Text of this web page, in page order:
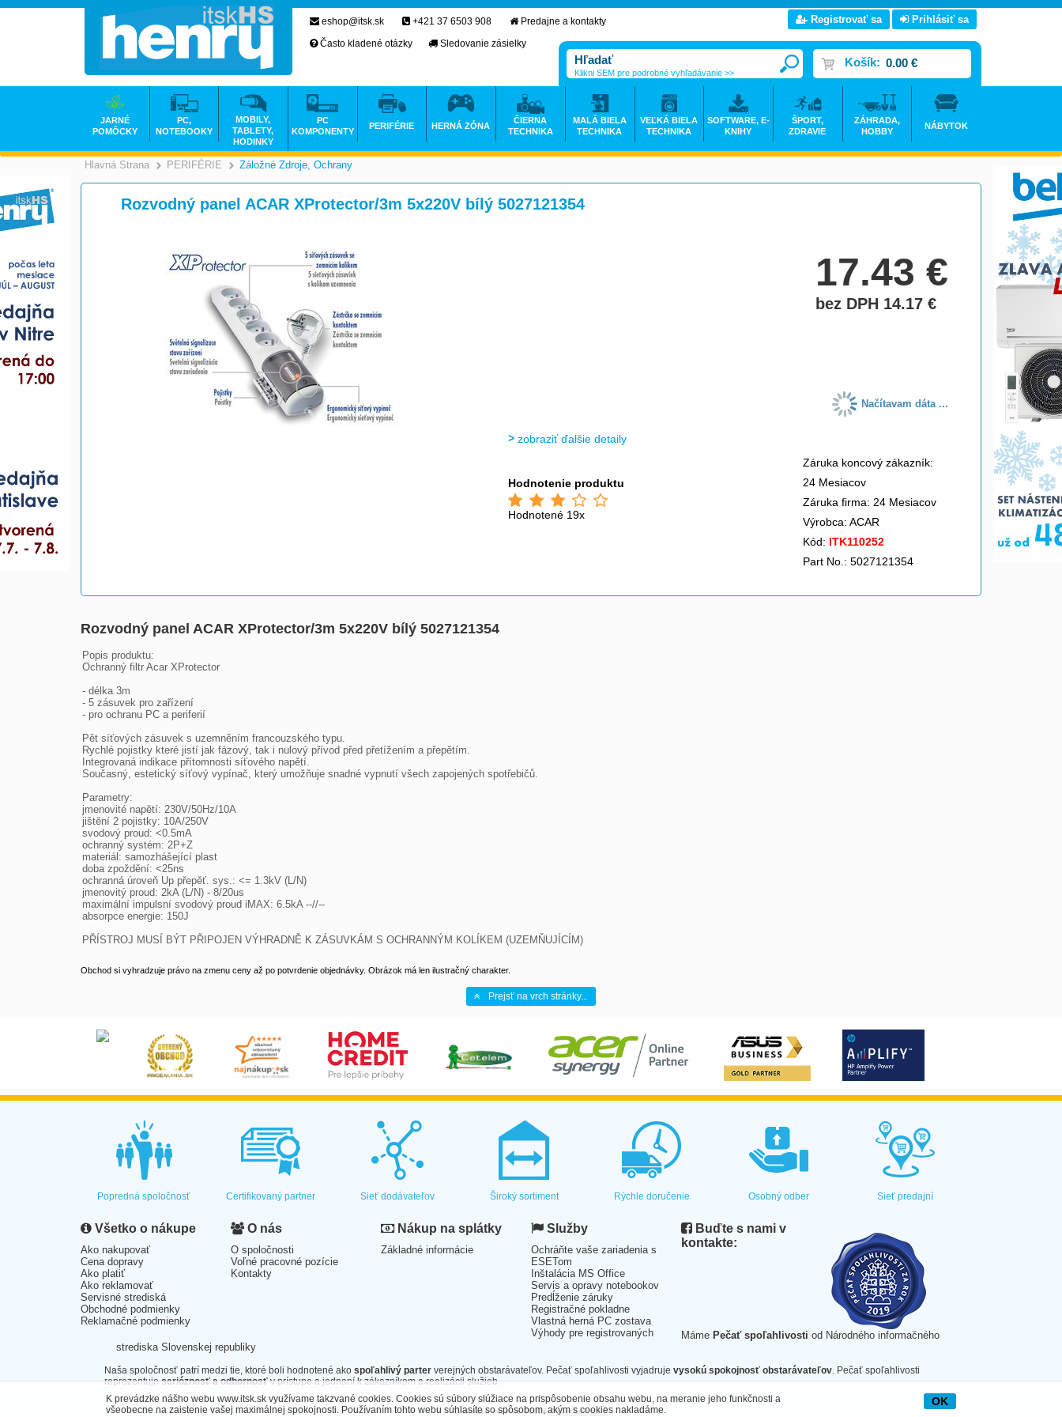
Hlavná Strana >
PERIFÉRIE >
Záložné Zdroje, Ochrany
Rozvodný panel ACAR XProtector/3m 5x220V bílý 5027121354
17.43€
bez DPH 14.17€
Načítavam dáta ...
zobraziť ďalšie detaily
Hodnotenie produktu
Hodnotené 19x
Záruka koncový zákazník:
24 Mesiacov
Záruka firma: 24 Mesiacov
Výrobca: ACAR
Kód: ITK110252
Part No.: 5027121354
Rozvodný panel ACAR XProtector/3m 5x220V bílý 5027121354
Popis produktu:
Ochranný filtr Acar XProtector
- délka 3m
- 5 zásuvek pro zařízení
- pro ochranu PC a periferií
Pět síťových zásuvek s uzemněním francouzského typu.
Rychlé pojistky které jistí jak fázový, tak i nulový přívod před přetížením a přepětím.
Integrovaná indikace přítomnosti síťového napětí.
Současný, estetický síťový vypínač, který umožňuje snadné vypnutí všech zapojených spotřebičů.
Parametry:
jmenovité napětí: 230V/50Hz/10A
jištění 2 pojistky: 10A/250V
svodový proud: <0.5mA
ochranný systém: 2P+Z
materiál: samozhášející plast
doba zpoždění: <25ns
ochranná úroveň Up přepěť. sys.: <= 1.3kV (L/N)
jmenovitý proud: 2kA (L/N) - 8/20us
maximální impulsní svodový proud iMAX: 6.5kA --//--
absorpce energie: 150J
PŘÍSTROJ MUSÍ BÝT PŘIPOJEN VÝHRADNĚ K ZÁSUVKÁM S OCHRANNÝM KOLÍKEM (UZEMŇUJÍCÍM)
Obchod si vyhradzuje právo na zmenu ceny až po potvrdenie objednávky. Obrázok má len ilustračný charakter.
Prejsť na vrch stránky...
eshop@itsk.sk +421 37 6503 908
Predajne a kontakty
Často kladené otázky
Sledovanie zásielky
Registrovať sa Prihlásiť sa
Košík: 0.00 €
Klikni SEM pre podrobné vyhľadávanie >>
JARNÉ
POMÔCKY
PC,
NOTEBOOKY
MOBILY,
TABLETY,
HODINKY
PC
KOMPONENTY
PERIFÉRIE HERNÁ ZÓNA
ČIERNA
TECHNIKA
MALÁ BIELA
TECHNIKA
VEĽKÁ BIELA
TECHNIKA
SOFTWARE, E-
KNIHY
ŠPORT,
ZDRAVIE
ZÁHRADA,
HOBBY
NÁBYTOK
Popredná spoločnosť Certifikovaný partner Sieť dodávateľov Široký sortiment Rýchle doručenie Osobný odber Sieť predajní
Všetko o nákupe
Ako nakupovať
Cena dopravy
Ako platiť
Ako reklamovať
Servisné strediská
Obchodné podmienky
Reklamačné podmienky
O nás
O spoločnosti
Voľné pracovné pozície
Kontakty
Nákup na splátky
Základné informácie
Služby
Ochráňte vaše zariadenia s
ESETom
Inštalácia MS Office
Servis a opravy notebookov
Predĺženie záruky
Registračné pokladne
Vlastná herná PC zostava
Výhody pre registrovaných
Buďte s nami v
kontakte:
Máme Pečať spoľahlivosti od Národného informačného
strediska Slovenskej republiky
Naša spoločnosť patrí medzi tie, ktoré boli hodnotené ako spoľahlivý parter verejných obstarávateľov. Pečať spoľahlivosti vyjadruje vysokú spokojnosť obstarávateľov. Pečať spoľahlivosti
reprezentujeserióznosť a odbornosťv prístupe a jednaní k zákazníkom a realizácii služieb.
Technické riešenie ©2026CyberSoft s.r.o.
K prevádzke nášho webu www.itsk.sk využívame takzvané cookies. Cookies sú súbory slúžiace na prispôsobenie obsahu webu, na meranie jeho funkčnosti a
všeobecne na zaistenie vašej maximálnej spokojnosti. Používaním tohto webu súhlasíte so spôsobom, akým s cookies nakladáme.
OK